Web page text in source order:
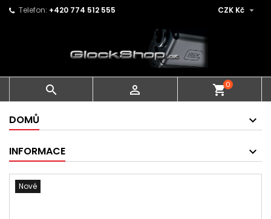
Telefon: +420 774 512 555 CZK Kč 
  shopping_cart0
DOMŮ
INFORMACE
Nové